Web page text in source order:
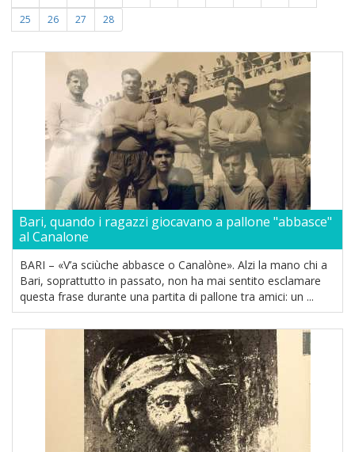
25
26 27 28
Bari, quando i ragazzi giocavano a pallone "abbasce"
al Canalone
BARI – «V’a sciùche abbasce o Canalòne». Alzi la mano chi a
Bari, soprattutto in passato, non ha mai sentito esclamare
questa frase durante una partita di pallone tra amici: un ...